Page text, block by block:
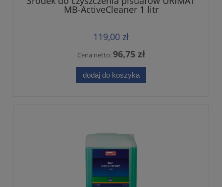
MB-ActiveCleaner 1 litr
119,00 zł
Cena netto:96,75 zł
dodaj do koszyka